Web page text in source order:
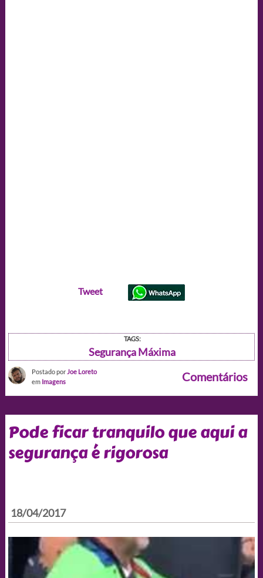
Tweet
TAGS:
Segurança Máxima
Postado por Joe Loreto
em Imagens Comentários
Pode ficar tranquilo que aqui a
segurança é rigorosa
18/04/2017